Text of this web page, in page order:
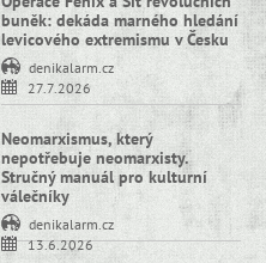
buněk: dekáda marného hledání
levicového extremismu v Česku
denikalarm.cz
27.7.2026
Neomarxismus, který
nepotřebuje neomarxisty.
Stručný manuál pro kulturní
válečníky
denikalarm.cz
13.6.2026